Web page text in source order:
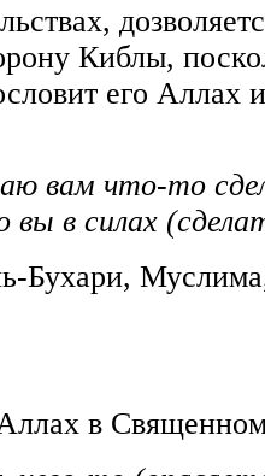
Киблы,
его Аллах
вам что-то
в силах
Бухари,
в